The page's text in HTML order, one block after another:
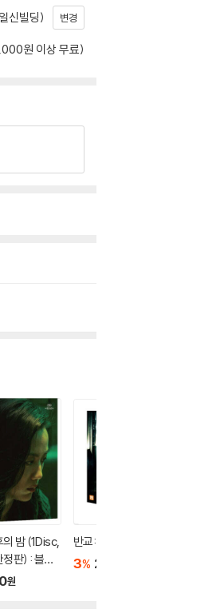
신빌딩) 변경
원 이상 무료)
의 밤 (1Disc,
판) : 블루
원
반교: 디텐션 (1Disc)
3% 24,500